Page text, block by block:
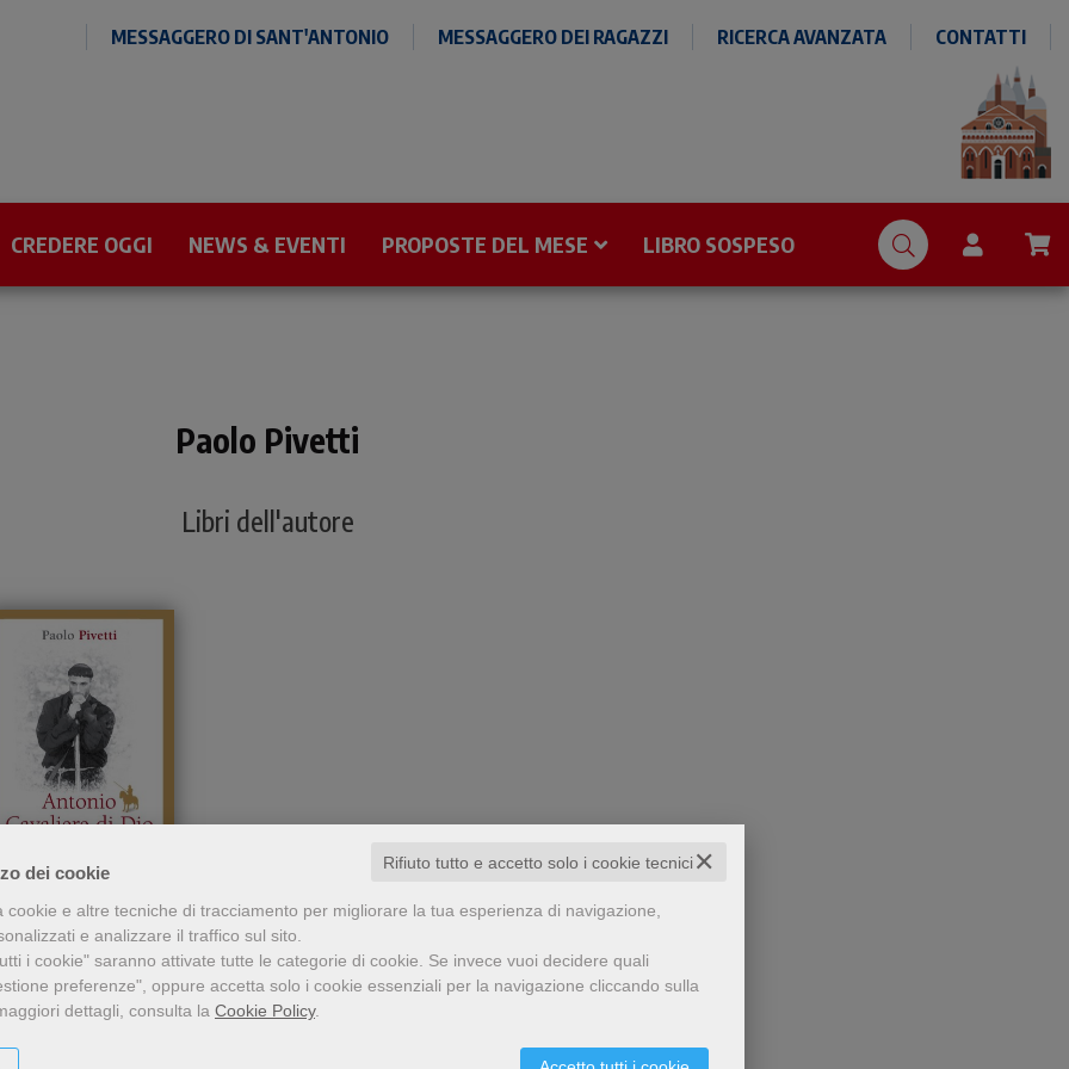
dei cookie ✕
Rifiuto tutto e accetto solo i cookie tecnici
cookie e altre tecniche di tracciamento per migliorare la tua esperienza di navigazione,
e analizzare il traffico sul sito.
i cookie" saranno attivate tutte le categorie di cookie. Se invece vuoi decidere quali
preferenze", oppure accetta solo i cookie essenziali per la navigazione cliccando sulla
dettagli, consulta la Cookie Policy.
MESSAGGERO DI SANT'ANTONIO MESSAGGERO DEI RAGAZZI RICERCA AVANZATA CONTATTI
CREDERE OGGI NEWS & EVENTI PROPOSTE DEL MESE LIBRO SOSPESO
Paolo Pivetti
Libri dell'autore
racconto liberamente
fedelmente ispirato alla
vita di sant'Antonio;
su quella parte
sua vita, la giovinezza,
Cavaliere di Dio
Paolo Pivetti
12,00 €